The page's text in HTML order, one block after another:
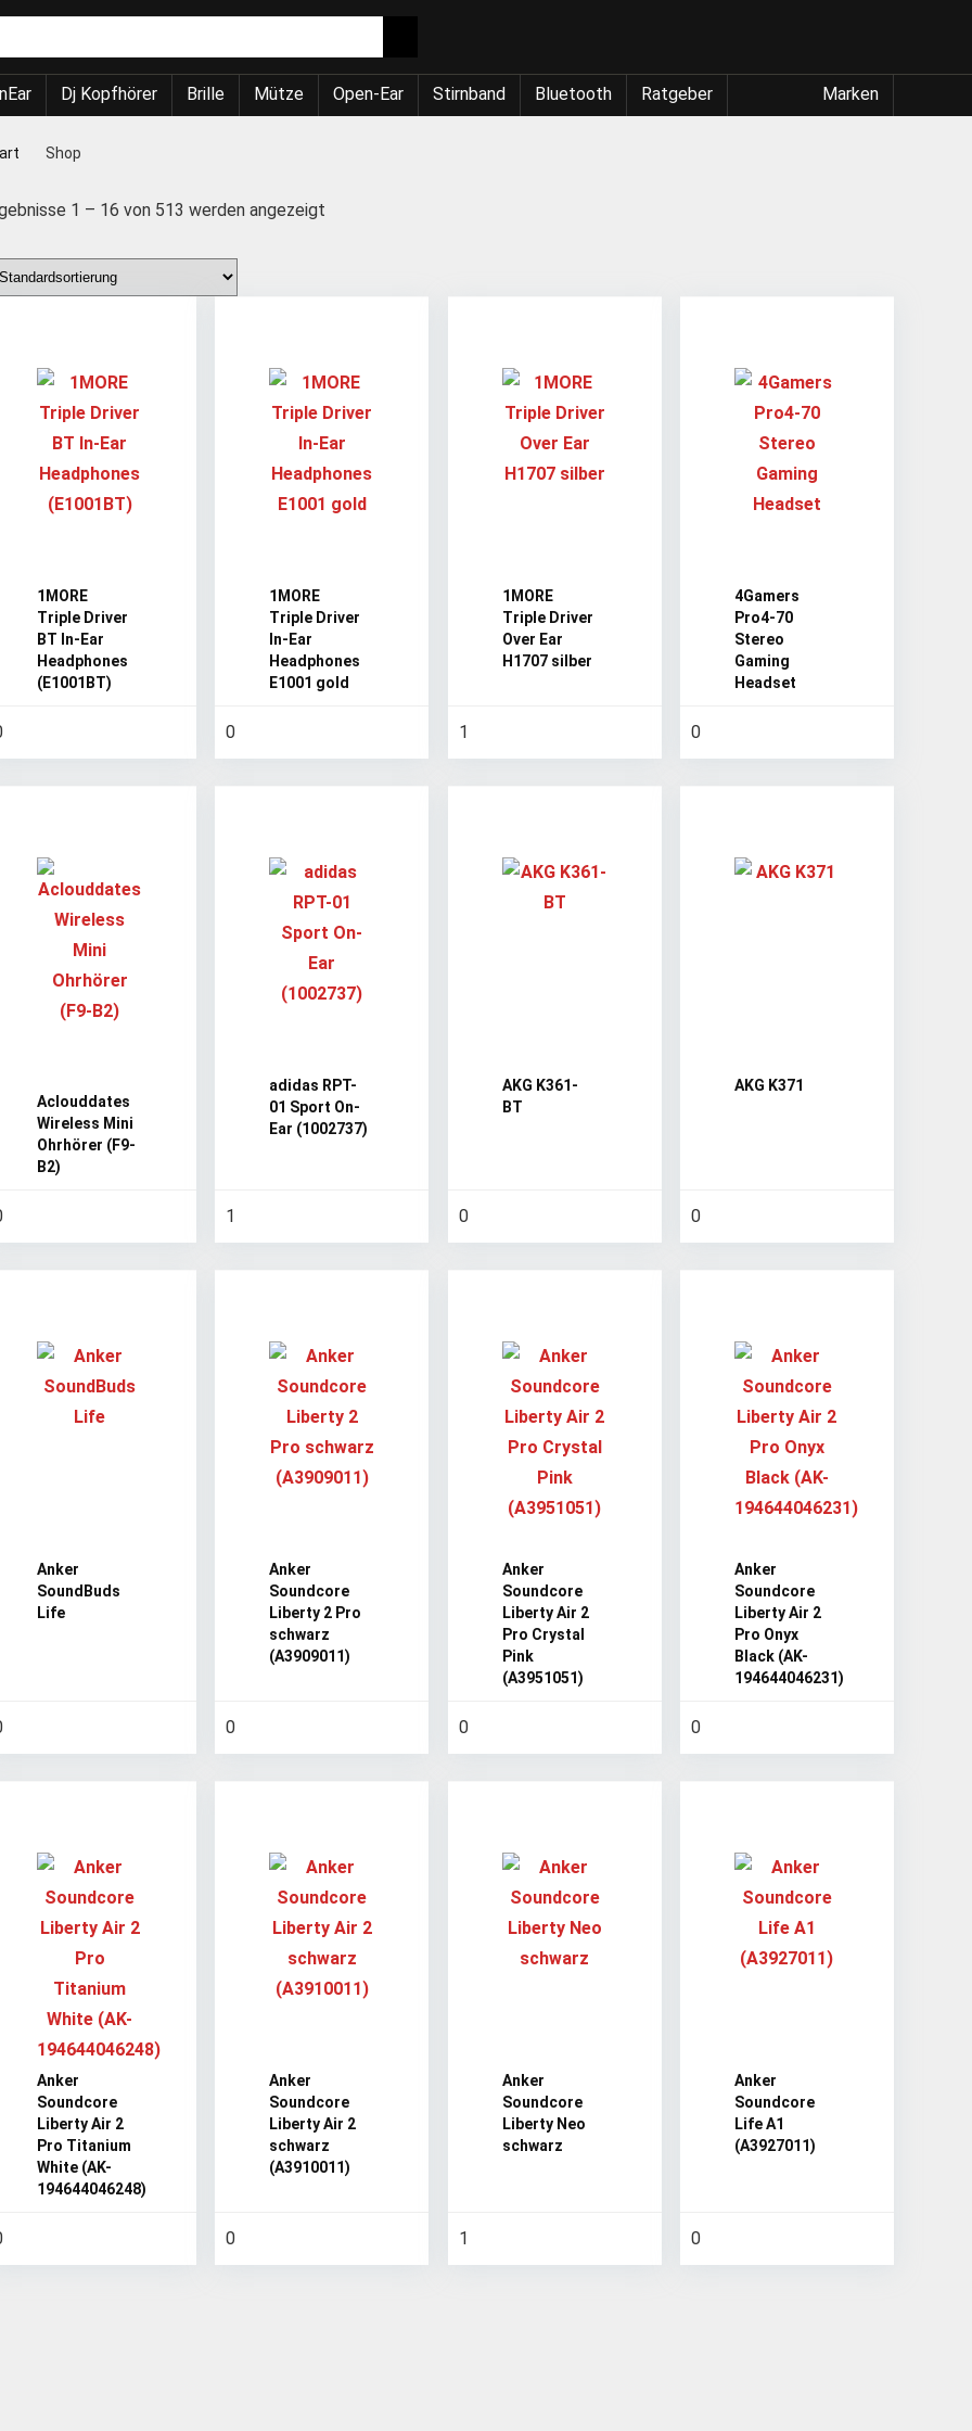
Dj Kopfhörer Brille Mütze Open-Ear Stirnband Bluetooth Ratgeber Marken
Shop
1 – 16 von 513 werden angezeigt
1MORE
Triple Driver
BT In-Ear
Headphones
(E1001BT)
1MORE
Triple Driver
In-Ear
Headphones
E1001 gold
0
1MORE
Triple Driver
Over Ear
H1707 silber
1
4Gamers
Pro4-70
Stereo
Gaming
Headset
0
Aclouddates
Wireless Mini
Ohrhörer (F9-
B2)
adidas RPT-
01 Sport On-
Ear (1002737)
1
AKG K361-
BT
0
AKG K371
0
Anker
SoundBuds
Life
Anker
Soundcore
Liberty 2 Pro
schwarz
(A3909011)
0
Anker
Soundcore
Liberty Air 2
Pro Crystal
Pink
(A3951051)
0
Anker
Soundcore
Liberty Air 2
Pro Onyx
Black (AK-
194644046231)
0
Anker
Soundcore
Liberty Air 2
Pro Titanium
White (AK-
194644046248)
Anker
Soundcore
Liberty Air 2
schwarz
(A3910011)
0
Anker
Soundcore
Liberty Neo
schwarz
1
Anker
Soundcore
Life A1
(A3927011)
0